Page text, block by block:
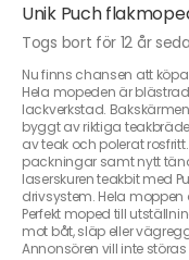
Unik Puch
Togs bort för 12 år
Nu finns chansen att
Hela mopeden är
lackverkstad.
byggt av riktiga
av teak och polerat
packningar samt nytt
laserskuren teakbit med
drivsystem. Hela
Perfekt moped till
mot båt, släp eller
Annonsören vill inte